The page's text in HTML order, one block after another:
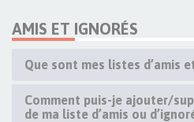
AMIS ET IGNORÉS
Que sont mes listes d’amis
Comment puis-je ajouter/
de ma liste d’amis ou